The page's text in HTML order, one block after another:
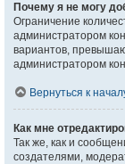
Почему я не могу
Ограничение
администратором
вариантов,
администратором
Вернуться к
Как мне
Так же, как и
создателями,